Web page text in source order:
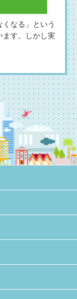
くなる」という
ます。しかし実